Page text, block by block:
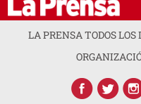
LA PRENSA TODOS LOS